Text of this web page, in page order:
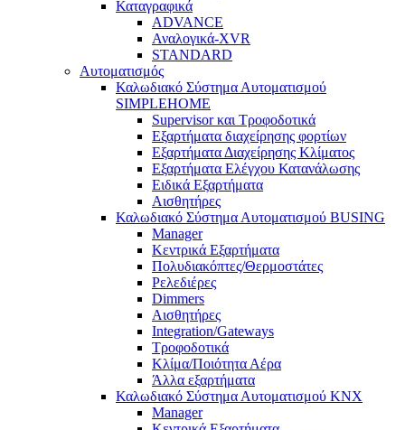
Καταγραφικά
ADVANCE
Αναλογικά-XVR
STANDARD
Αυτοματισμός
Καλωδιακό Σύστημα Αυτοματισμού
SIMPLEHOME
Supervisor και Τροφοδοτικά
Εξαρτήματα διαχείρησης φορτίων
Εξαρτήματα Διαχείρησης Κλίματος
Εξαρτήματα Ελέγχου Κατανάλωσης
Ειδικά Εξαρτήματα
Αισθητήρες
Καλωδιακό Σύστημα Αυτοματισμού BUSING
Manager
Κεντρικά Εξαρτήματα
Πολυδιακόπτες/Θερμοστάτες
Ρελεδιέρες
Dimmers
Αισθητήρες
Integration/Gateways
Τροφοδοτικά
Κλίμα/Ποιότητα Αέρα
Άλλα εξαρτήματα
Καλωδιακό Σύστημα Αυτοματισμού KNX
Manager